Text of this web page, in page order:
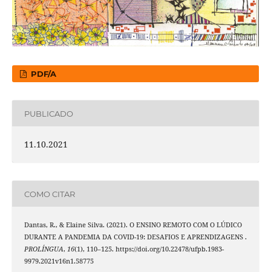
PDF/A
PUBLICADO
11.10.2021
COMO CITAR
Dantas, R., & Elaine Silva. (2021). O ENSINO REMOTO COM O LÚDICO
DURANTE A PANDEMIA DA COVID-19: DESAFIOS E APRENDIZAGENS .
PROLÍNGUA, 16(1), 110–125. https://doi.org/10.22478/ufpb.1983-
9979.2021v16n1.58775